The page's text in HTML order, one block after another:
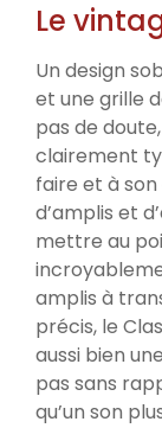
Le
Un design
et une grille
pas de
clairement
faire et à
d’amplis et
mettre au
amplis à
précis, le
aussi bien
pas sans
qu’un son